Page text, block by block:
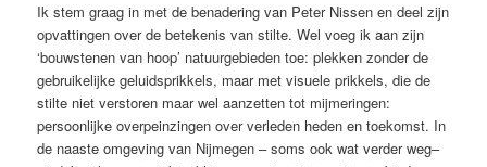
Ik stem graag in met de benadering van Peter Nissen en deel zijn
opvattingen over de betekenis van stilte. Wel voeg ik aan zijn
‘bouwstenen van hoop’ natuurgebieden toe: plekken zonder de
gebruikelijke geluidsprikkels, maar met visuele prikkels, die de
stilte niet verstoren maar wel aanzetten tot mijmeringen:
persoonlijke overpeinzingen over verleden heden en toekomst. In
de naaste omgeving van Nijmegen – soms ook wat verder weg–